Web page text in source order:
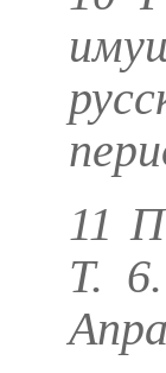
11
Т.